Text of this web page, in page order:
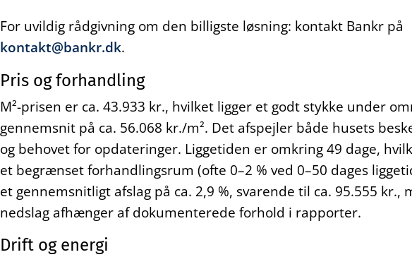
For uvildig rådgivning om den billigste løsning: kontakt Bankr på
kontakt@bankr.dk.
Pris og forhandling
M²-prisen er ca. 43.933 kr., hvilket ligger et godt stykke under
gennemsnit på ca. 56.068 kr./m². Det afspejler både husets
og behovet for opdateringer. Liggetiden er omkring 49 dage,
et begrænset forhandlingsrum (ofte 0–2 % ved 0–50 dages
et gennemsnitligt afslag på ca. 2,9 %, svarende til ca. 95.555 kr.,
nedslag afhænger af dokumenterede forhold i rapporter.
Drift og energi